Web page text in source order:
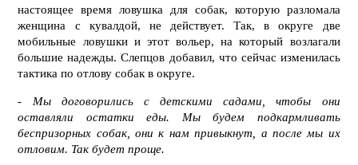
настоящее время ловушка для собак, которую разломала
женщина с кувалдой, не действует. Так, в округе две
мобильные ловушки и этот вольер, на который возлагали
большие надежды. Слепцов добавил, что сейчас изменилась
тактика по отлову собак в округе.
- Мы договорились с детскими садами, чтобы они
оставляли остатки еды. Мы будем подкармливать
беспризорных собак, они к нам привыкнут, а после мы их
отловим. Так будет проще.